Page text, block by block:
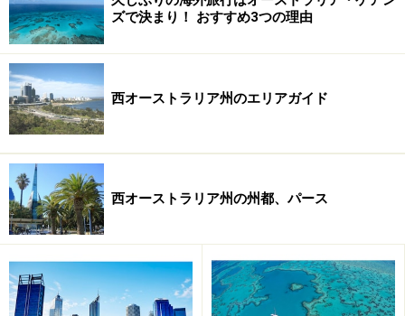
ズで決まり！ おすすめ3つの理由
西オーストラリア州のエリアガイド
西オーストラリア州の州都、パース